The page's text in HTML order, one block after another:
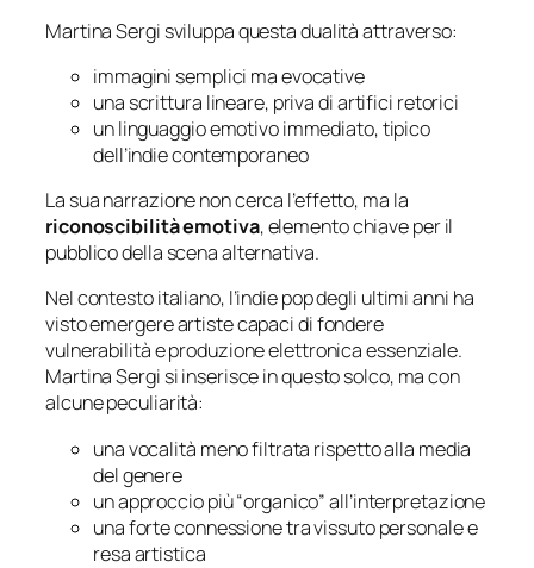
Martina Sergi sviluppa questa dualità attraverso:
immagini semplici ma evocative
una scrittura lineare, priva di artifici retorici
un linguaggio emotivo immediato, tipico
dell’indie contemporaneo
La sua narrazione non cerca l’effetto, ma la
riconoscibilità emotiva, elemento chiave per il
pubblico della scena alternativa.
Nel contesto italiano, l’indie pop degli ultimi anni ha
visto emergere artiste capaci di fondere
vulnerabilità e produzione elettronica essenziale.
Martina Sergi si inserisce in questo solco, ma con
alcune peculiarità:
una vocalità meno filtrata rispetto alla media
del genere
un approccio più “organico” all’interpretazione
una forte connessione tra vissuto personale e
resa artistica